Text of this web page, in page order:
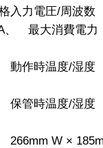
力電圧/周波
、 最大消費
動作時温度/湿
/湿度 -
W ×